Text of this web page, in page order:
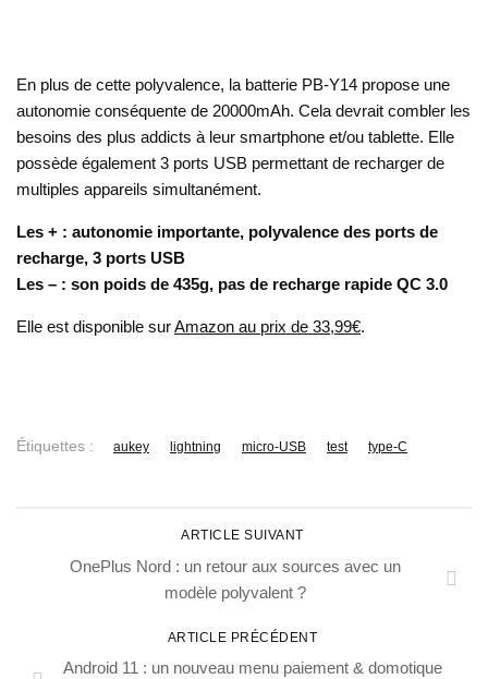
En plus de cette polyvalence, la batterie PB-Y14 propose une
autonomie conséquente de 20000mAh. Cela devrait combler les
besoins des plus addicts à leur smartphone et/ou tablette. Elle
possède également 3 ports USB permettant de recharger de
multiples appareils simultanément.
Les + : autonomie importante, polyvalence des ports de
recharge, 3 ports USB
Les – : son poids de 435g, pas de recharge rapide QC 3.0
Elle est disponible surAmazon au prix de 33,99€.
Étiquettes : aukey lightning micro-USB test type-C
ARTICLE SUIVANT
OnePlus Nord : un retour aux sources avec un
modèle polyvalent ?
ARTICLE PRÉCÉDENT
Android 11 : un nouveau menu paiement & domotique